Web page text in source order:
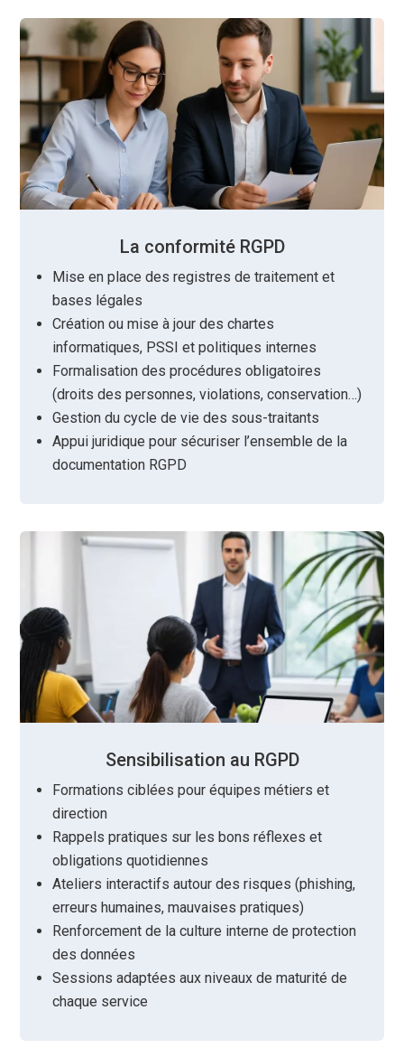
La conformité RGPD
Mise en place des registres de traitement et
bases légales
Création ou mise à jour des chartes
informatiques, PSSI et politiques internes
Formalisation des procédures obligatoires
(droits des personnes, violations, conservation…)
Gestion du cycle de vie des sous-traitants
Appui juridique pour sécuriser l’ensemble de la
documentation RGPD
Sensibilisation au RGPD
Formations ciblées pour équipes métiers et
direction
Rappels pratiques sur les bons réflexes et
obligations quotidiennes
Ateliers interactifs autour des risques (phishing,
erreurs humaines, mauvaises pratiques)
Renforcement de la culture interne de protection
des données
Sessions adaptées aux niveaux de maturité de
chaque service